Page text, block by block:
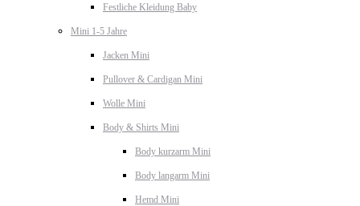
Festliche Kleidung Baby
Mini 1-5 Jahre
Jacken Mini
Pullover & Cardigan Mini
Wolle Mini
Body & Shirts Mini
Body kurzarm Mini
Body langarm Mini
Hemd Mini